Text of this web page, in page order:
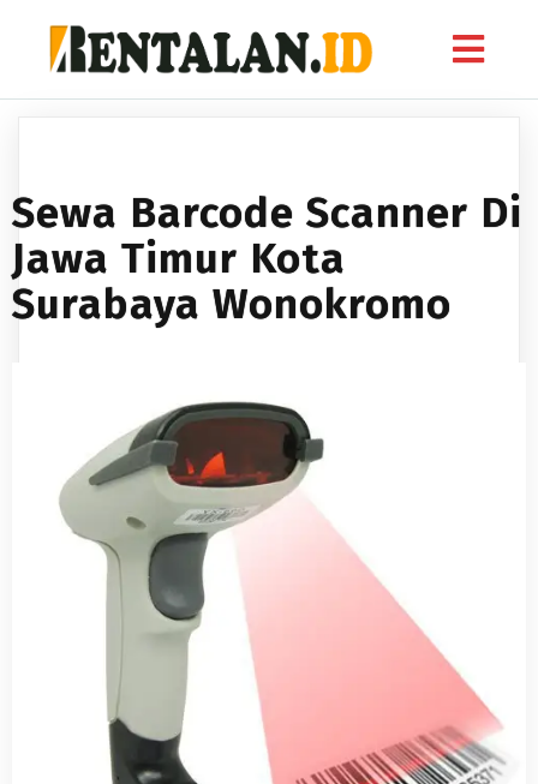
Sewa Barcode Scanner Di
Jawa Timur Kota
Surabaya Wonokromo